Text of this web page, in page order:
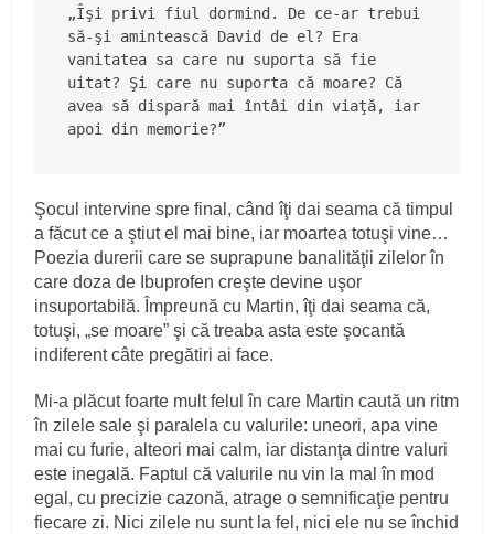
„Îşi privi fiul dormind. De ce-ar trebui
să-şi amintească David de el? Era
vanitatea sa care nu suporta să fie
uitat? Şi care nu suporta că moare? Că
avea să dispară mai întâi din viaţă, iar
apoi din memorie?”
Şocul intervine spre final, când îţi dai seama că timpul
a făcut ce a ştiut el mai bine, iar moartea totuşi vine…
Poezia durerii care se suprapune banalităţii zilelor în
care doza de Ibuprofen creşte devine uşor
insuportabilă. Împreună cu Martin, îţi dai seama că,
totuşi, „se moare” şi că treaba asta este şocantă
indiferent câte pregătiri ai face.
Mi-a plăcut foarte mult felul în care Martin caută un ritm
în zilele sale şi paralela cu valurile: uneori, apa vine
mai cu furie, alteori mai calm, iar distanţa dintre valuri
este inegală. Faptul că valurile nu vin la mal în mod
egal, cu precizie cazonă, atrage o semnificaţie pentru
fiecare zi. Nici zilele nu sunt la fel, nici ele nu se închid